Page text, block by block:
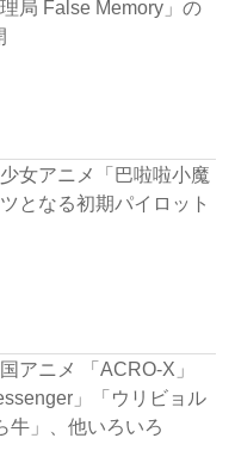
局 False Memory」の
女アニメ「巴啦啦小魔
となる初期パイロット
アニメ 「ACRO-X」
」「ウリビョル
牛」、他いろいろ